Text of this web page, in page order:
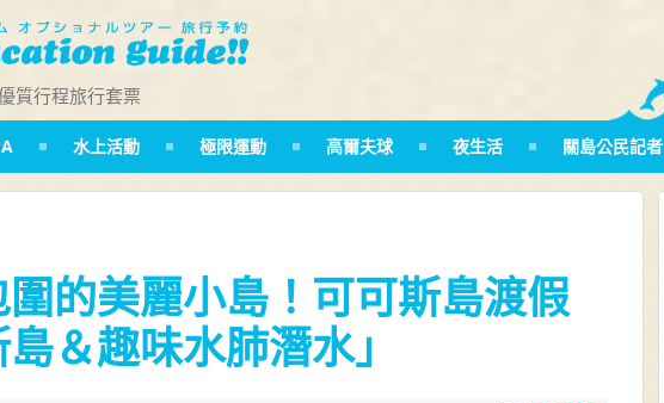
質行程旅行套票
水上活動 極限運動 高爾夫球 夜生活 關島公民記者
的美麗小島！可可斯島渡假
＆趣味水肺潛水」